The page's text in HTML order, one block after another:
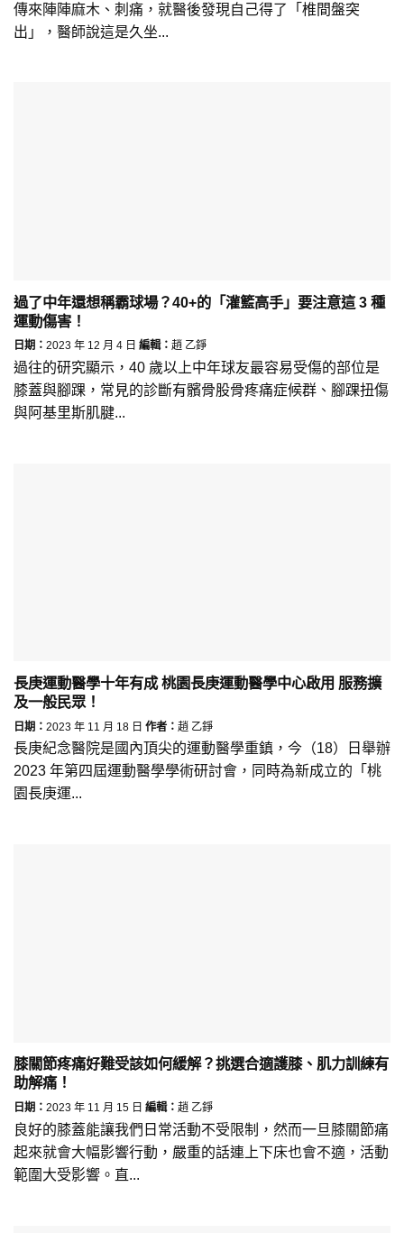
傳來陣陣麻木、刺痛，就醫後發現自己得了「椎間盤突
出」，醫師說這是久坐...
過了中年還想稱霸球場？40+的「灌籃高手」要注意這 3 種
運動傷害！
日期： 2023 年 12 月 4 日 編輯： 趙 乙錚
過往的研究顯示，40 歲以上中年球友最容易受傷的部位是
膝蓋與腳踝，常見的診斷有髕骨股骨疼痛症候群、腳踝扭傷
與阿基里斯肌腱...
長庚運動醫學十年有成 桃園長庚運動醫學中心啟用 服務擴
及一般民眾！
日期： 2023 年 11 月 18 日 作者： 趙 乙錚
長庚紀念醫院是國內頂尖的運動醫學重鎮，今（18）日舉辦
2023 年第四屆運動醫學學術研討會，同時為新成立的「桃
園長庚運...
膝關節疼痛好難受該如何緩解？挑選合適護膝、肌力訓練有
助解痛！
日期： 2023 年 11 月 15 日 編輯： 趙 乙錚
良好的膝蓋能讓我們日常活動不受限制，然而一旦膝關節痛
起來就會大幅影響行動，嚴重的話連上下床也會不適，活動
範圍大受影響。直...